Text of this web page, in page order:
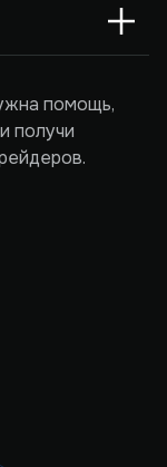
помощь,
и получи